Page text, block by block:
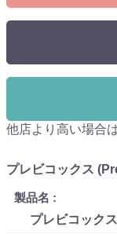
他店より高い場合
プレビコックス
製品名
プレビコックス